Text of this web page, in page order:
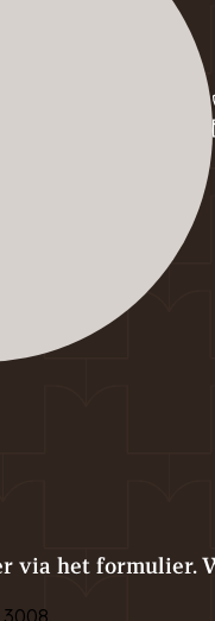
via het formulier.